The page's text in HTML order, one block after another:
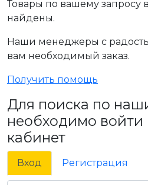
Товары по вашему запросу
найдены.
Наши менеджеры с
вам необходимый заказ.
Получить помощь
Для поиска по
необходимо войти
кабинет
Вход Регистрация